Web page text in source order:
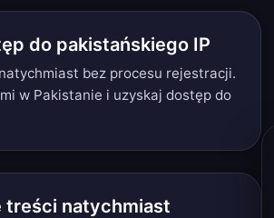
do pakistańskiego IP
bez procesu rejestracji.
w Pakistanie i uzyskaj dostęp do
treści natychmiast